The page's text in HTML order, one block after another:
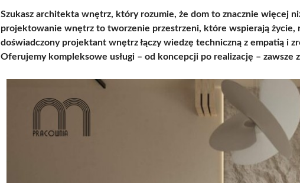
Szukasz architekta wnętrz, który rozumie, że dom to znacznie więcej
projektowanie wnętrz to tworzenie przestrzeni, które wspierają życie,
doświadczony projektant wnętrz łączy wiedzę techniczną z empatią i
Oferujemy kompleksowe usługi – od koncepcji po realizację – zawsze